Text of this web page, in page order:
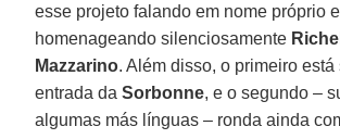
esse projeto falando em nome próprio e
homenageando silenciosamente
Mazzarino. Além disso, o primeiro
entrada daSorbonne, e o segundo –
algumas más línguas – ronda ainda